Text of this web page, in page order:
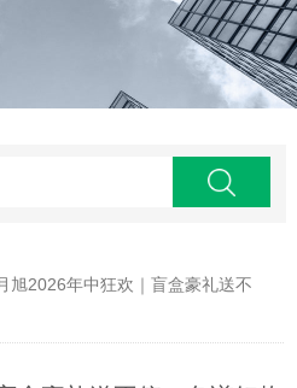
旭2026年中狂欢｜盲盒豪礼送不